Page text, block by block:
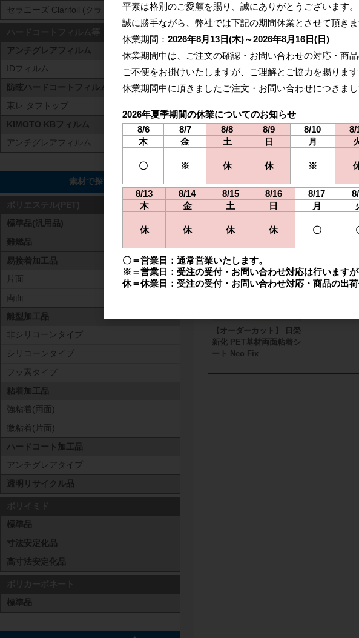
日榮新化 両面
関連商品
種類
PET基材両面粘着シート
高透明基材レス両面粘着シー
ト
MHM-
関連商品
【オーダーカット】 日榮
新化 PET基材両面粘着シ
ート Neo Fix
セラニーズ Clarifoil (クラリフォイル)
アンチグレアフィルム
IDフィルム
防眩ハードコートフィルム
東レ タフトップ
KIMOTO KBフィルム
アンチグレアフィルム
素材で探す
標準品(汎用品)
難燃品
易接着加工品
片面
両面
離型加工品
非シリコーンタイプ
シリコーンタイプ
フッ素タイプ
粘着加工品
強粘着(両面)
微粘着(片面)
ハードコート加工品
アンチグレアタイプ
透明リサイクル品
標準品
寸法安定化品
高寸法安定化品
標準品
平素は格別のご愛顧を賜り、誠にありがとうございます。
誠に勝手ながら、弊社では下記の期間休業とさせて頂きま
休業期間： 2026年8月13日(木)～2026年8月16日(日)
休業期間中は、ご注文の確認・お問い合わせの対応・商
ご不便をお掛けいたしますが、ご理解とご協力を賜りま
休業期間中に頂きましたご注文・お問い合わせにつきまし
2026年夏季期間の休業についてのお知らせ
8/6
木
〇
8/7
金
※
8/8
土
休
8/9
日
休
8/10
月
※
8/
8/13
木
休
8/14
金
休
8/15
土
休
8/16
日
休
8/17
月
〇
〇＝営業日：通常営業いたします。
※＝営業日：受注の受付・お問い合わせ対応は行います
休＝休業日：受注の受付・お問い合わせ対応・商品の出荷